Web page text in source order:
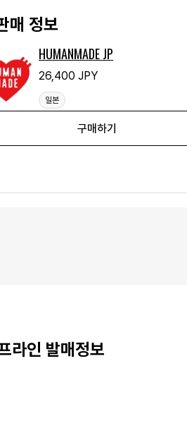
매 정보
HUMANMADE JP
26,400 JPY
일본
구매하기
라인 발매정보